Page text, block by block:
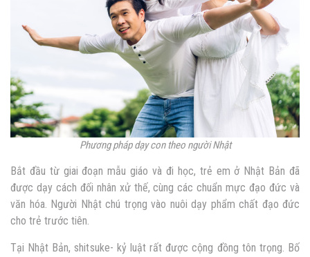
Phương pháp dạy con theo người Nhật
Bắt đầu từ giai đoạn mẫu giáo và đi học, trẻ em ở Nhật Bản đã
được dạy cách đối nhân xử thế, cùng các chuẩn mực đạo đức và
văn hóa. Người Nhật chú trọng vào nuôi dạy phẩm chất đạo đức
cho trẻ trước tiên.
Tại Nhật Bản, shitsuke- kỷ luật rất được cộng đồng tôn trọng. Bố